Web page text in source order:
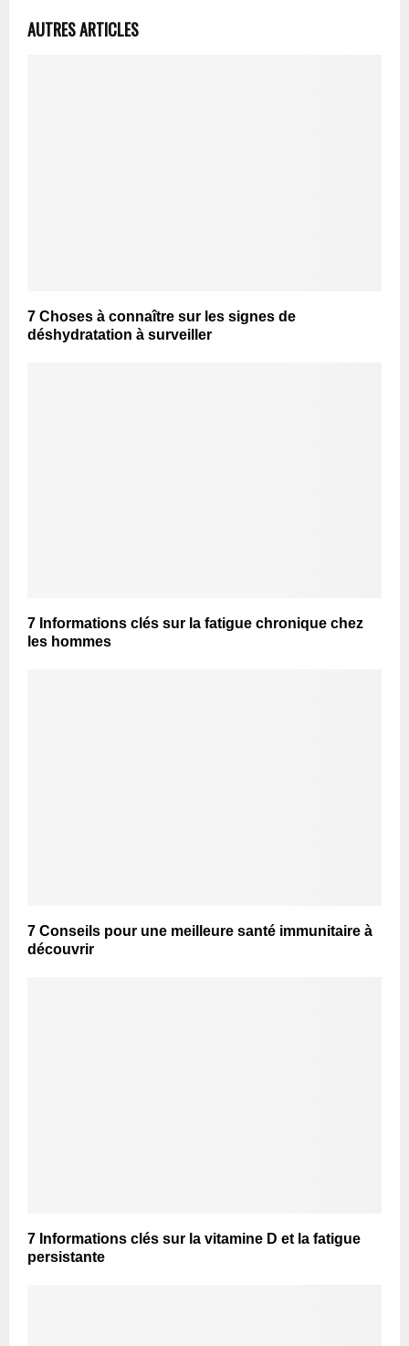
AUTRES ARTICLES
7 Choses à connaître sur les signes de
déshydratation à surveiller
7 Informations clés sur la fatigue chronique chez
les hommes
7 Conseils pour une meilleure santé immunitaire à
découvrir
7 Informations clés sur la vitamine D et la fatigue
persistante